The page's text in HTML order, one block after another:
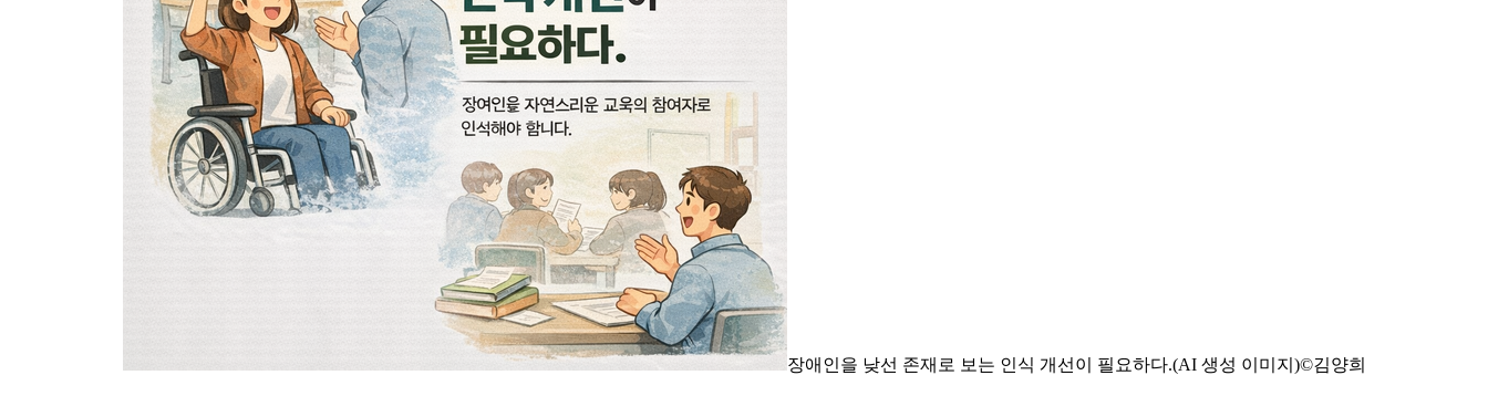
장애인을 낮선 존재로 보는 인식 개선이 필요하다.(AI 생성 이미지)©김양희